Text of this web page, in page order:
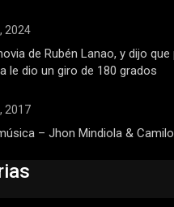
2024
de Rubén Lanao, y dijo
le dio un giro de 180 grados
2017
– Jhon Mindiola &